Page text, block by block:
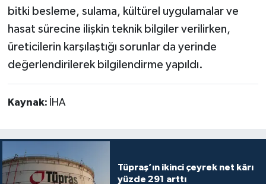
bitki besleme, sulama, kültürel uygulamalar ve
hasat sürecine ilişkin teknik bilgiler verilirken,
üreticilerin karşılaştığı sorunlar da yerinde
değerlendirilerek bilgilendirme yapıldı.
Kaynak: İHA
Tüpraş’ın ikinci çeyrek net kârı
yüzde 291 arttı